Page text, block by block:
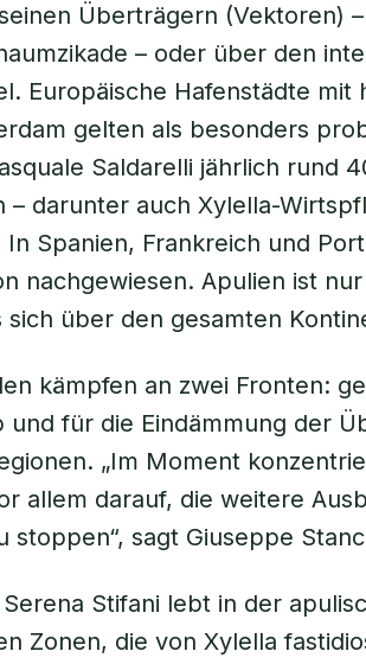
Überträgern (Vektoren)
– oder über den
Europäische Hafenstädte
gelten als besonders
Saldarelli jährlich rund
– darunter auch Xylella-
Spanien, Frankreich und
nachgewiesen. Apulien ist
sich über den gesamten
kämpfen an zwei Fronten:
und für die Eindämmung der
„Im Moment
allem darauf, die weitere
stoppen“, sagt Giuseppe
Stifani lebt in der
Zonen, die von Xylella